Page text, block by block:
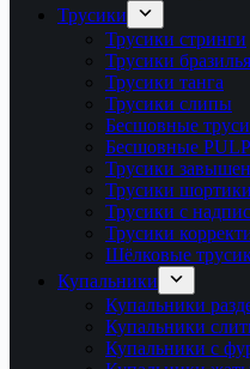
Трусики
Трусики стринги
Трусики
Трусики танга
Трусики слипы
Бесшовные
Бесшовные
Трусики
Трусики шортики
Трусики с
Трусики
Шёлковые
Купальники
Купальники
Купальники
Купальники с